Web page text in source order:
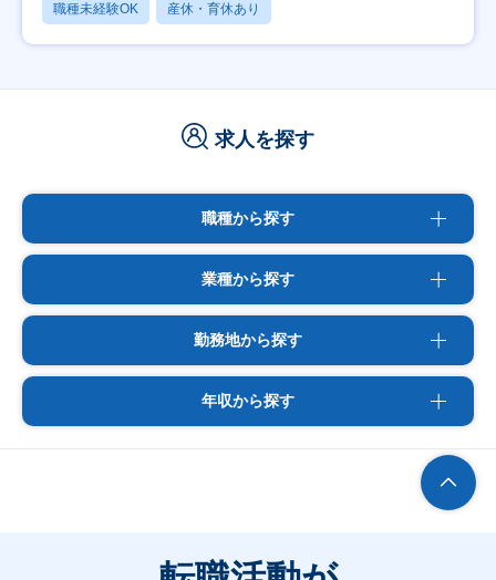
職種未経験OK 産休・育休あり
求人を探す
職種から探す
業種から探す
勤務地から探す
年収から探す